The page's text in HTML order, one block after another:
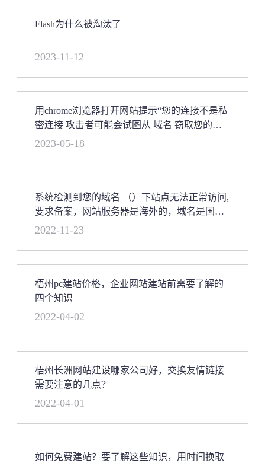
Flash为什么被淘汰了
2023-11-12
用chrome浏览器打开网站提示“您的连接不是私
密连接 攻击者可能会试图从 域名 窃取您的信
息”，阿里SSL免费证书布署
2023-05-18
系统检测到您的域名 （）下站点无法正常访问,
要求备案，网站服务器是海外的，域名是国内
的，做海外业务需要备案吗
2022-11-23
梧州pc建站价格，企业网站建站前需要了解的
四个知识
2022-04-02
梧州长洲网站建设哪家公司好，交换友情链接
需要注意的几点？
2022-04-01
如何免费建站？要了解这些知识，用时间换取